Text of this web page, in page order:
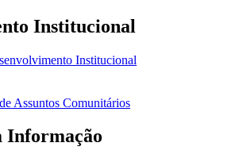
Institucional
Institucional
Assuntos Comunitários
Informação